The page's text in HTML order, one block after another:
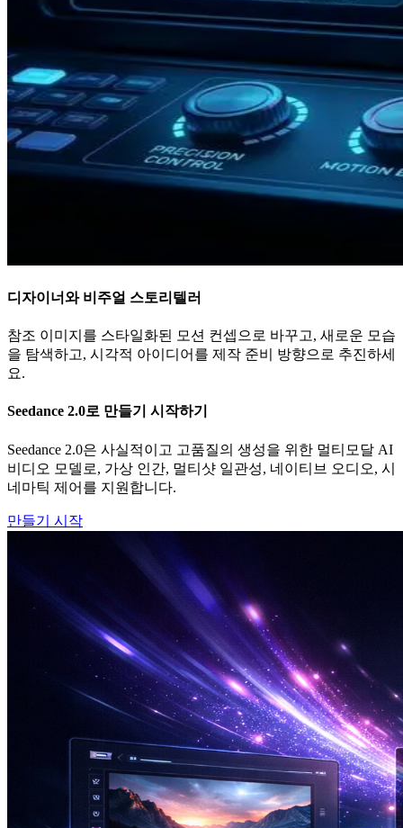
디자이너와 비주얼 스토리텔러
참조 이미지를 스타일화된 모션 컨셉으로 바꾸고, 새로운 모습
을 탐색하고, 시각적 아이디어를 제작 준비 방향으로 추진하세
요.
Seedance 2.0로 만들기 시작하기
Seedance 2.0은 사실적이고 고품질의 생성을 위한 멀티모달 AI
비디오 모델로, 가상 인간, 멀티샷 일관성, 네이티브 오디오, 시
네마틱 제어를 지원합니다.
만들기 시작